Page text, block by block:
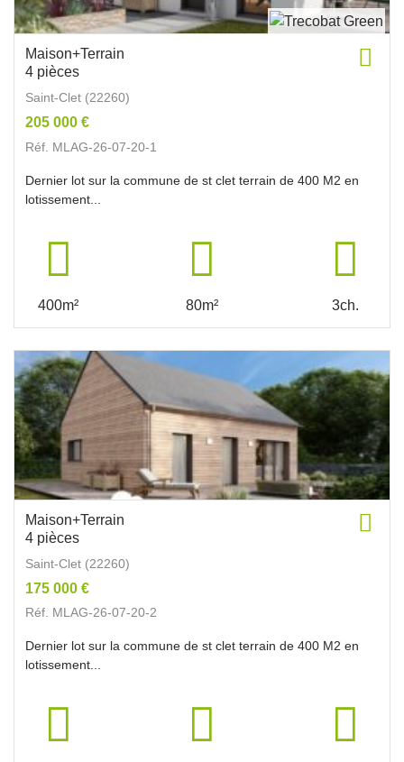
Maison+Terrain
4 pièces
Saint-Clet (22260)
205 000 €
Réf. MLAG-26-07-20-1
Dernier lot sur la commune de st clet terrain de 400 M2 en
lotissement...
400m² 80m² 3ch.
Maison+Terrain
4 pièces
Saint-Clet (22260)
175 000 €
Réf. MLAG-26-07-20-2
Dernier lot sur la commune de st clet terrain de 400 M2 en
lotissement...